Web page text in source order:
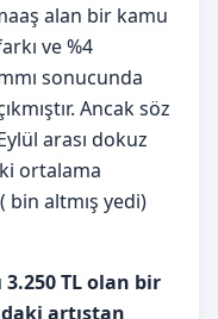
alan bir kamu
ve %4
sonucunda
Ancak söz
arası dokuz
ortalama
bin altmış yedi)
3.250 TL olan bir
artıştan